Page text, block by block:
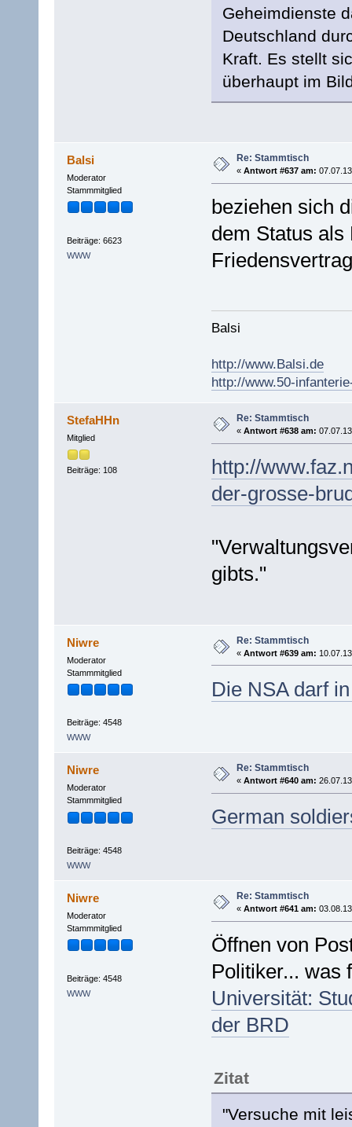
Geheimdienste
Deutschland
Kraft. Es stellt
überhaupt im
Balsi
Moderator
Stammmitglied
Beiträge: 6623
WWW
Re: Stammtisch
« Antwort #637 am:
beziehen sich
dem Status als
Balsi
http://www.Balsi.de
http://www.50-
StefaHHn
Mitglied
Beiträge: 108
Re: Stammtisch
« Antwort #638 am:
http://
der-grosse-
gibts."
Niwre
Moderator
Stammmitglied
Beiträge: 4548
WWW
Re: Stammtisch
« Antwort #639 am:
Die NSA darf
Niwre
Moderator
Stammmitglied
Beiträge: 4548
WWW
Re: Stammtisch
« Antwort #640 am:
German
Niwre
Moderator
Stammmitglied
Beiträge: 4548
WWW
Re: Stammtisch
« Antwort #641 am:
Öffnen von
Politiker... was
Universität:
der BRD
Zitat
"Versuche mit